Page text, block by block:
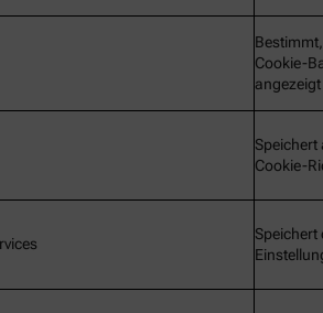
Cookie-
Speichert
Cookie-
Speichert